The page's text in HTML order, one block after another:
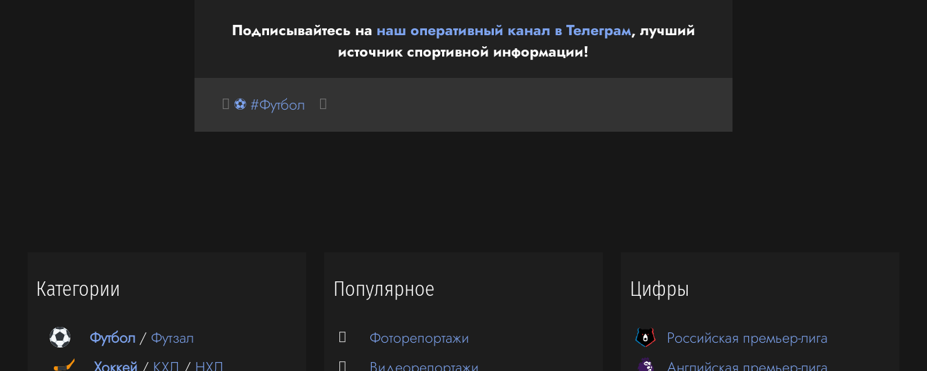
Подписывайтесь на наш оперативный канал в Телеграм, лучший
источник спортивной информации!
⚽ #Футбол
Категории
Футбол /Футзал
Популярное
Фоторепортажи
Цифры
Российская премьер-лига